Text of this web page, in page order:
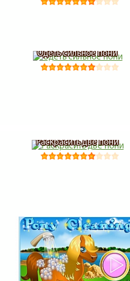
Одеть сильное пони
Раскрасить две пони